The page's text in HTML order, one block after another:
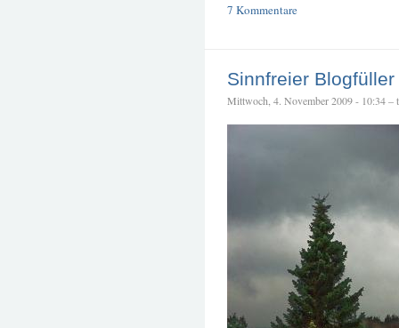
7 Kommentare
Sinnfreier Blogfüller
Mittwoch, 4. November 2009 - 10:34 –